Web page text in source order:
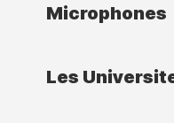
Microphones
Les